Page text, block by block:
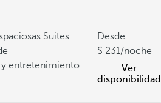
Suites
entretenimiento
Desde
231/noche
Ver
disponibilidad